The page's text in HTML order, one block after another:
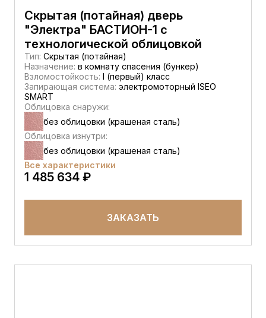
Скрытая (потайная) дверь
"Электра" БАСТИОН-1 с
технологической облицовкой
Тип: Скрытая (потайная)
Назначение: в комнату спасения (бункер)
Взломостойкость: I (первый) класс
Запирающая система: электромоторный ISEO
SMART
Облицовка снаружи:
без облицовки (крашеная сталь)
Облицовка изнутри:
без облицовки (крашеная сталь)
Все характеристики
1 485 634 ₽
ЗАКАЗАТЬ